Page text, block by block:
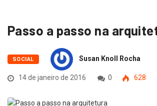
Passo a passo na
SOCIAL Susan Knoll Rocha
14 de janeiro de 2016 0 628